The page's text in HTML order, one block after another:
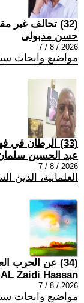
(32) تحالف غير مقدس !؟
حسن مدبولى
2026 / 8 / 7
مواضيع وابحاث
(33) الرطان في فهم القران.....6
عبد الحسين
2026 / 8 / 7
العلمانية، الدين
(34) عن الحرب العراقية الايرانية بين١٩٨٠و ١٩٨٨
AL Zaidi Hassan
2026 / 8 / 7
مواضيع وابحاث